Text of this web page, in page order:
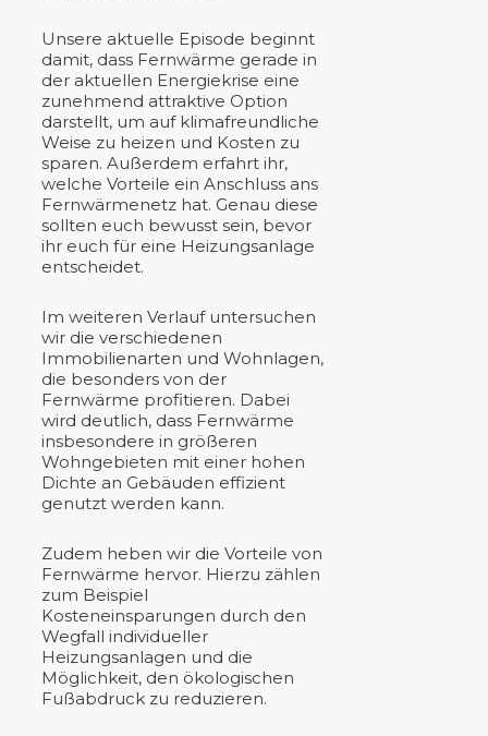
Unsere aktuelle Episode beginnt
damit, dass Fernwärme gerade in
der aktuellen Energiekrise eine
zunehmend attraktive Option
darstellt, um auf klimafreundliche
Weise zu heizen und Kosten zu
sparen. Außerdem erfahrt ihr,
welche Vorteile ein Anschluss ans
Fernwärmenetz hat. Genau diese
sollten euch bewusst sein, bevor
ihr euch für eine Heizungsanlage
entscheidet.
Im weiteren Verlauf untersuchen
wir die verschiedenen
Immobilienarten und Wohnlagen,
die besonders von der
Fernwärme profitieren. Dabei
wird deutlich, dass Fernwärme
insbesondere in größeren
Wohngebieten mit einer hohen
Dichte an Gebäuden effizient
genutzt werden kann.
Zudem heben wir die Vorteile von
Fernwärme hervor. Hierzu zählen
zum Beispiel
Kosteneinsparungen durch den
Wegfall individueller
Heizungsanlagen und die
Möglichkeit, den ökologischen
Fußabdruck zu reduzieren.